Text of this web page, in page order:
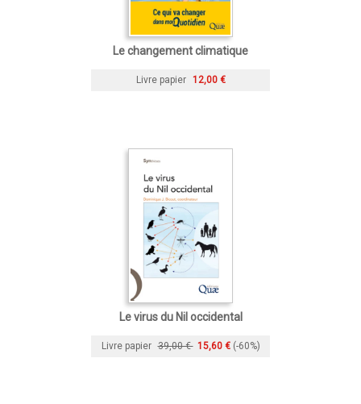
Le changement climatique
Livre papier 12,00 €
Le virus du Nil occidental
Livre papier 39,00 € 15,60 € (-60%)